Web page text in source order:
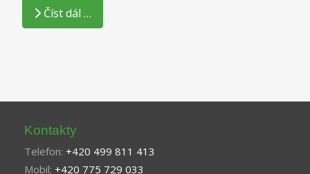
Číst dál …
Kontakty
Telefon: +420 499 811 413
Mobil: +420 775 729 033